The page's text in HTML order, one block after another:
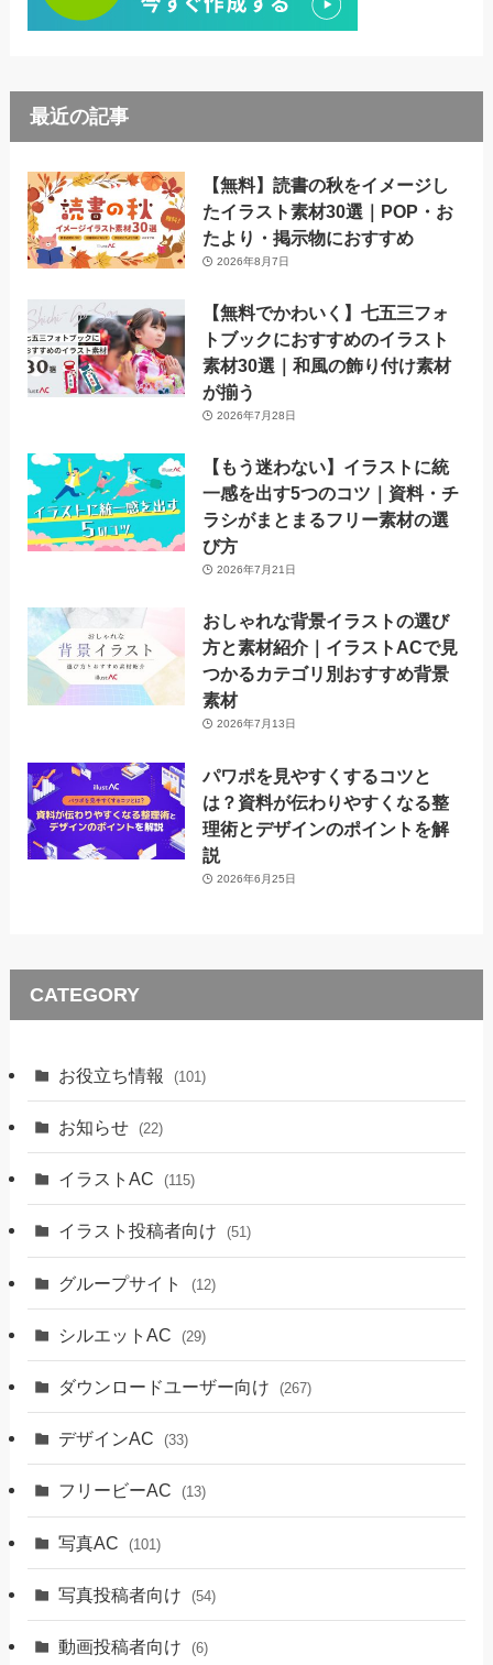
最近の記事
【無料】読書の秋をイメージし
たイラスト素材30選｜POP・お
たより・掲示物におすすめ
2026年8月7日
【無料でかわいく】七五三フォ
トブックにおすすめのイラスト
素材30選｜和風の飾り付け素材
が揃う
2026年7月28日
【もう迷わない】イラストに統
一感を出す5つのコツ｜資料・チ
ラシがまとまるフリー素材の選
び方
2026年7月21日
おしゃれな背景イラストの選び
方と素材紹介｜イラストACで見
つかるカテゴリ別おすすめ背景
素材
2026年7月13日
パワポを見やすくするコツと
は？資料が伝わりやすくなる整
理術とデザインのポイントを解
説
2026年6月25日
CATEGORY
お役立ち情報 (101)
お知らせ (22)
イラストAC (115)
イラスト投稿者向け (51)
グループサイト (12)
シルエットAC (29)
ダウンロードユーザー向け (267)
デザインAC (33)
フリービーAC (13)
写真AC (101)
写真投稿者向け (54)
動画投稿者向け (6)